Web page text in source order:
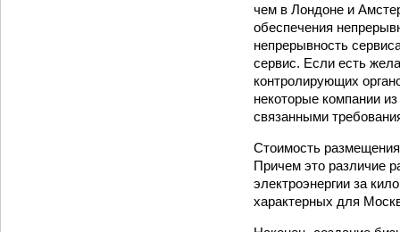
чем в Лондоне и
обеспечения
непрерывность
сервис. Если есть
контролирующих
некоторые компании
связанными
Стоимость
Причем это различие
электроэнергии за
характерных для